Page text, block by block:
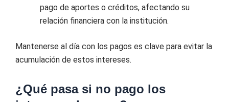
pago de aportes o créditos, afectando su
relación financiera con la institución.
Mantenerse al día con los pagos es clave para evitar la
acumulación de estos intereses.
¿Qué pasa si no pago los